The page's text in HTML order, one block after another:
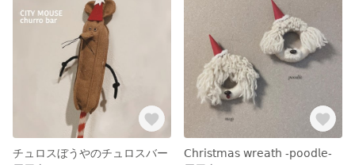
チュロスぼうやのチュロスバー
𝖢𝗁𝗋𝗂𝗌𝗍𝗆𝖺𝗌 𝗐𝗋𝖾𝖺𝗍𝗁 -𝗉𝗈𝗈𝖽𝗅𝖾-